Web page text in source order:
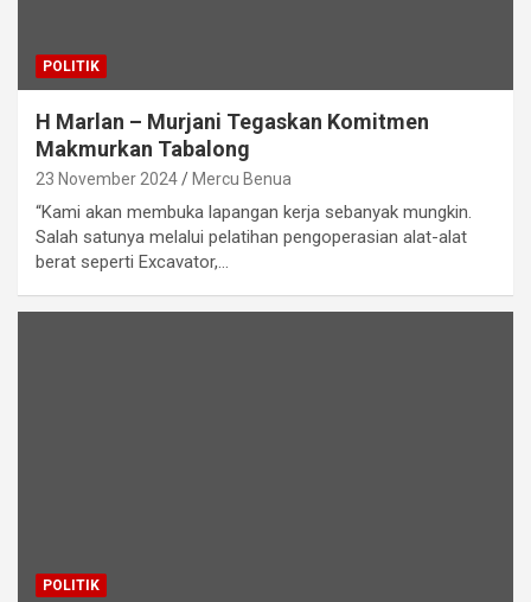
POLITIK
H Marlan – Murjani Tegaskan Komitmen
Makmurkan Tabalong
23 November 2024 Mercu Benua
“Kami akan membuka lapangan kerja sebanyak mungkin.
Salah satunya melalui pelatihan pengoperasian alat-alat
berat seperti Excavator,…
POLITIK